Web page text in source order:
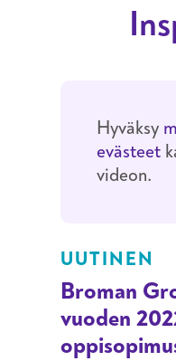
Broman
vuoden
UUTINEN
Hyväksy
evästeet
videon.